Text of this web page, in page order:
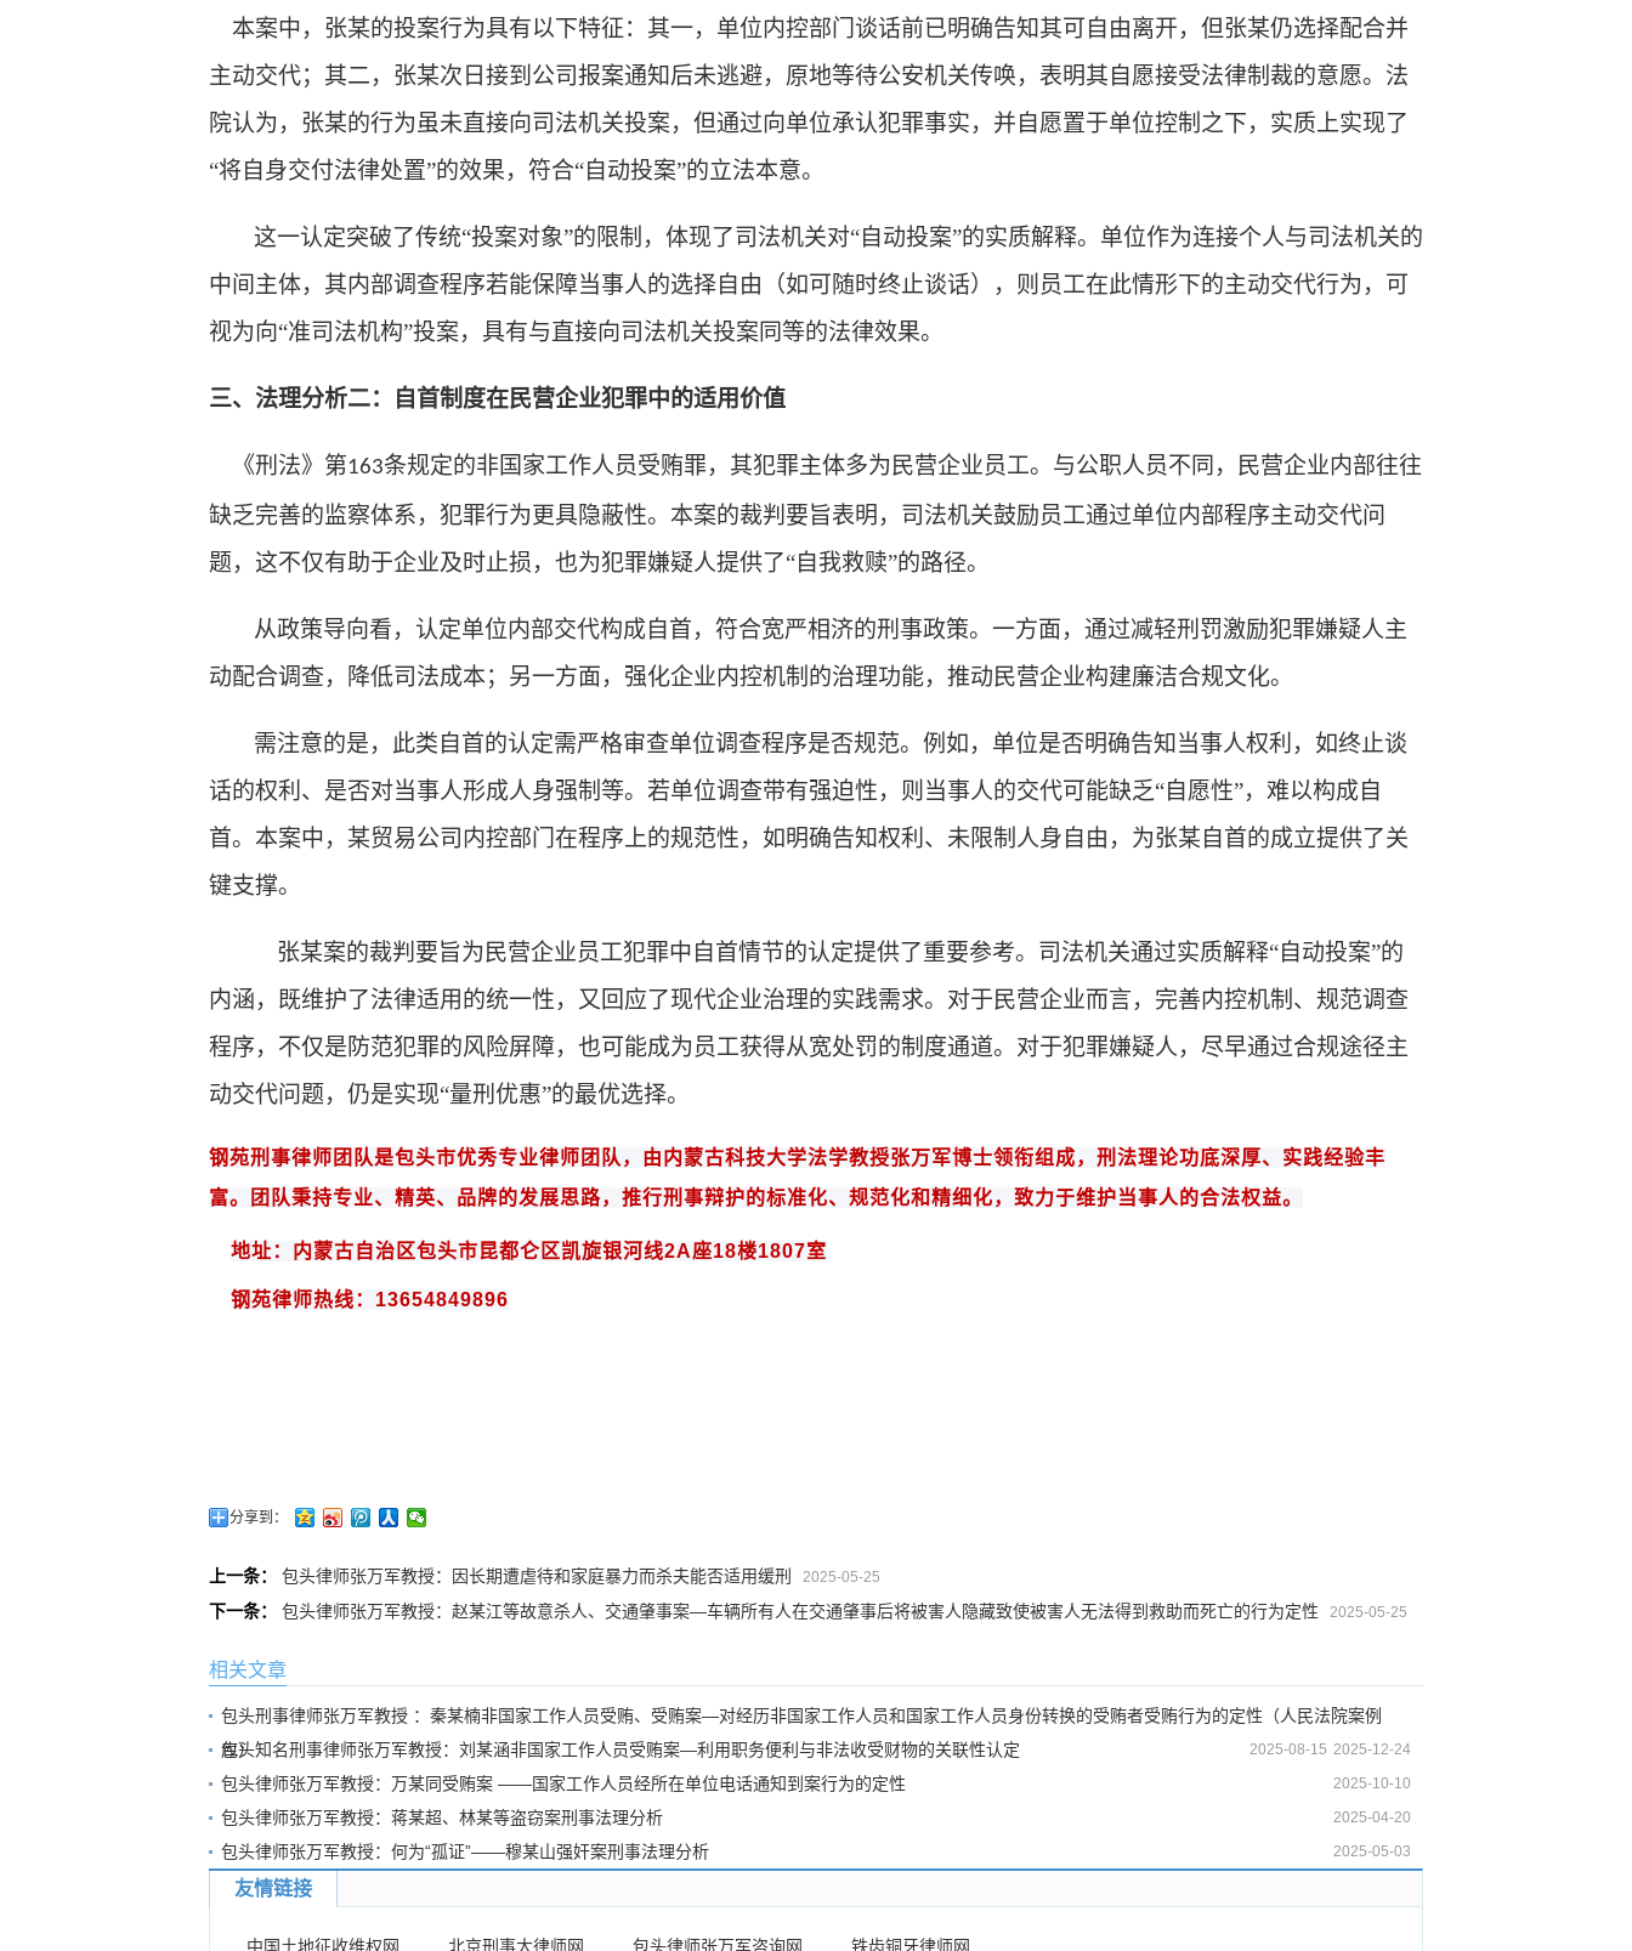
本案中，张某的投案行为具有以下特征：其一，单位内控部门谈话前已明确告知其可自由离开，但张某仍选择配合并
主动交代；其二，张某次日接到公司报案通知后未逃避，原地等待公安机关传唤，表明其自愿接受法律制裁的意愿。法
院认为，张某的行为虽未直接向司法机关投案，但通过向单位承认犯罪事实，并自愿置于单位控制之下，实质上实现了
“将自身交付法律处置”的效果，符合“自动投案”的立法本意。
这一认定突破了传统“投案对象”的限制，体现了司法机关对“自动投案”的实质解释。单位作为连接个人与司法机关的
中间主体，其内部调查程序若能保障当事人的选择自由（如可随时终止谈话），则员工在此情形下的主动交代行为，可
视为向“准司法机构”投案，具有与直接向司法机关投案同等的法律效果。
三、法理分析二：自首制度在民营企业犯罪中的适用价值
《刑法》第163条规定的非国家工作人员受贿罪，其犯罪主体多为民营企业员工。与公职人员不同，民营企业内部往往
缺乏完善的监察体系，犯罪行为更具隐蔽性。本案的裁判要旨表明，司法机关鼓励员工通过单位内部程序主动交代问
题，这不仅有助于企业及时止损，也为犯罪嫌疑人提供了“自我救赎”的路径。
从政策导向看，认定单位内部交代构成自首，符合宽严相济的刑事政策。一方面，通过减轻刑罚激励犯罪嫌疑人主
动配合调查，降低司法成本；另一方面，强化企业内控机制的治理功能，推动民营企业构建廉洁合规文化。
需注意的是，此类自首的认定需严格审查单位调查程序是否规范。例如，单位是否明确告知当事人权利，如终止谈
话的权利、是否对当事人形成人身强制等。若单位调查带有强迫性，则当事人的交代可能缺乏“自愿性”，难以构成自
首。本案中，某贸易公司内控部门在程序上的规范性，如明确告知权利、未限制人身自由，为张某自首的成立提供了关
键支撑。
张某案的裁判要旨为民营企业员工犯罪中自首情节的认定提供了重要参考。司法机关通过实质解释“自动投案”的
内涵，既维护了法律适用的统一性，又回应了现代企业治理的实践需求。对于民营企业而言，完善内控机制、规范调查
程序，不仅是防范犯罪的风险屏障，也可能成为员工获得从宽处罚的制度通道。对于犯罪嫌疑人，尽早通过合规途径主
动交代问题，仍是实现“量刑优惠”的最优选择。
钢苑刑事律师团队是包头市优秀专业律师团队，由内蒙古科技大学法学教授张万军博士领衔组成， 刑法理论功底深厚、实践经验丰
富。团队秉持专业、精英、品牌的发展思路，推行刑事辩护的标准化、规范化和精细化，致力于维护当事人的合法权益。
地址：内蒙古自治区包头市昆都仑区凯旋银河线2A座18楼1807室
钢苑律师热线： 13654849896
分享到：
上一条： 包头律师张万军教授：因长期遭虐待和家庭暴力而杀夫能否适用缓刑 2025-05-25
下一条： 包头律师张万军教授：赵某江等故意杀人、交通肇事案—车辆所有人在交通肇事后将被害人隐藏致使被害人无法得到救助而死亡的行为定性 2025-05-25
相关文章
包头刑事律师张万军教授 ：秦某楠非国家工作人员受贿、受贿案—对经历非国家工作人员和国家工作人员身份转换的受贿者受贿行为的定性（人民法院案例
库）
2025-12-24
包头知名刑事律师张万军教授：刘某涵非国家工作人员受贿案—利用职务便利与非法收受财物的关联性认定 2025-08-15
包头律师张万军教授：万某同受贿案 ——国家工作人员经所在单位电话通知到案行为的定性 2025-10-10
包头律师张万军教授：蒋某超、林某等盗窃案刑事法理分析 2025-04-20
包头律师张万军教授：何为“孤证”——穆某山强奸案刑事法理分析 2025-05-03
友情链接
中国土地征收维权网 北京刑事大律师网 包头律师张万军咨询网 铁齿铜牙律师网